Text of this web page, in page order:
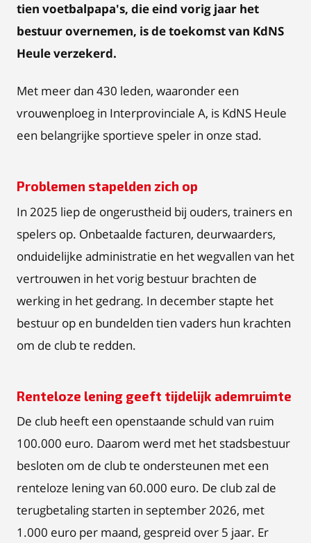
tien voetbalpapa's, die eind vorig jaar het
bestuur overnemen, is de toekomst van KdNS
Heule verzekerd.
Met meer dan 430 leden, waaronder een
vrouwenploeg in Interprovinciale A, is KdNS Heule
een belangrijke sportieve speler in onze stad.
Problemen stapelden zich op
In 2025 liep de ongerustheid bij ouders, trainers en
spelers op. Onbetaalde facturen, deurwaarders,
onduidelijke administratie en het wegvallen van het
vertrouwen in het vorig bestuur brachten de
werking in het gedrang. In december stapte het
bestuur op en bundelden tien vaders hun krachten
om de club te redden.
Renteloze lening geeft tijdelijk ademruimte
De club heeft een openstaande schuld van ruim
100.000 euro. Daarom werd met het stadsbestuur
besloten om de club te ondersteunen met een
renteloze lening van 60.000 euro. De club zal de
terugbetaling starten in september 2026, met
1.000 euro per maand, gespreid over 5 jaar. Er